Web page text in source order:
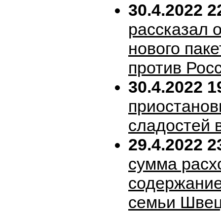
30.4.2022
рассказал
нового
против
30.4.2022
сладостей
29.4.2022
сумма
семьи